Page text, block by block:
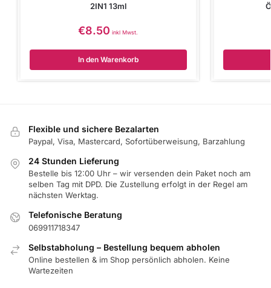
2IN1 13ml
€8.50 inkl Mwst.
In den Warenkorb
Flexible und sichere Bezalarten
Paypal, Visa, Mastercard, Sofortüberweisung, Barzahlung
24 Stunden Lieferung
Bestelle bis 12:00 Uhr – wir versenden dein Paket noch am
selben Tag mit DPD. Die Zustellung erfolgt in der Regel am
nächsten Werktag.
Telefonische Beratung
069911718347
Selbstabholung – Bestellung bequem abholen
Online bestellen & im Shop persönlich abholen. Keine
Wartezeiten